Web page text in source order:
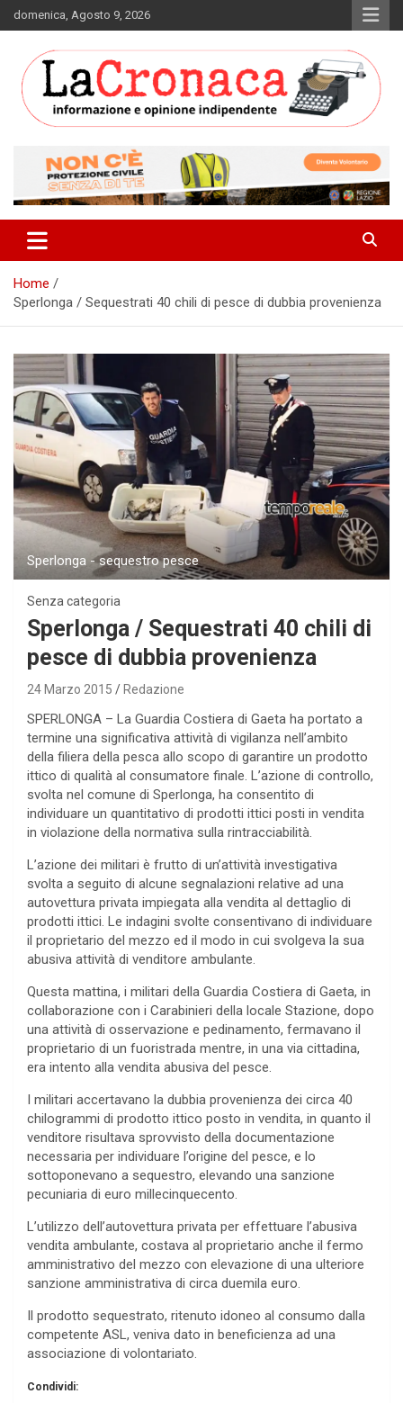
Skip
to
domenica, Agosto 9, 2026
La Cronaca Quotidiano
Home
Sperlonga / Sequestrati 40 chili di pesce di dubbia provenienza
Sperlonga - sequestro pesce
Senza categoria
Sperlonga / Sequestrati 40 chili di
pesce di dubbia provenienza
24 Marzo 2015 Redazione
SPERLONGA – La Guardia Costiera di Gaeta ha portato a
termine una significativa attività di vigilanza nell’ambito
della filiera della pesca allo scopo di garantire un prodotto
ittico di qualità al consumatore finale. L’azione di controllo,
svolta nel comune di Sperlonga, ha consentito di
individuare un quantitativo di prodotti ittici posti in vendita
in violazione della normativa sulla rintracciabilità.
L’azione dei militari è frutto di un’attività investigativa
svolta a seguito di alcune segnalazioni relative ad una
autovettura privata impiegata alla vendita al dettaglio di
prodotti ittici. Le indagini svolte consentivano di individuare
il proprietario del mezzo ed il modo in cui svolgeva la sua
abusiva attività di venditore ambulante.
Questa mattina, i militari della Guardia Costiera di Gaeta, in
collaborazione con i Carabinieri della locale Stazione, dopo
una attività di osservazione e pedinamento, fermavano il
proprietario di un fuoristrada mentre, in una via cittadina,
era intento alla vendita abusiva del pesce.
I militari accertavano la dubbia provenienza dei circa 40
chilogrammi di prodotto ittico posto in vendita, in quanto il
venditore risultava sprovvisto della documentazione
necessaria per individuare l’origine del pesce, e lo
sottoponevano a sequestro, elevando una sanzione
pecuniaria di euro millecinquecento.
L’utilizzo dell’autovettura privata per effettuare l’abusiva
vendita ambulante, costava al proprietario anche il fermo
amministrativo del mezzo con elevazione di una ulteriore
sanzione amministrativa di circa duemila euro.
Il prodotto sequestrato, ritenuto idoneo al consumo dalla
competente ASL, veniva dato in beneficienza ad una
associazione di volontariato.
Condividi: